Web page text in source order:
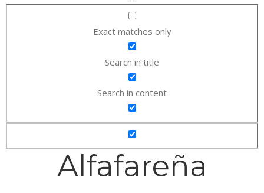
Exact matches only
Search in title
Search in content
Alfafareña